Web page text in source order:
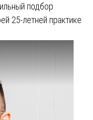
подбор
25-летней практике